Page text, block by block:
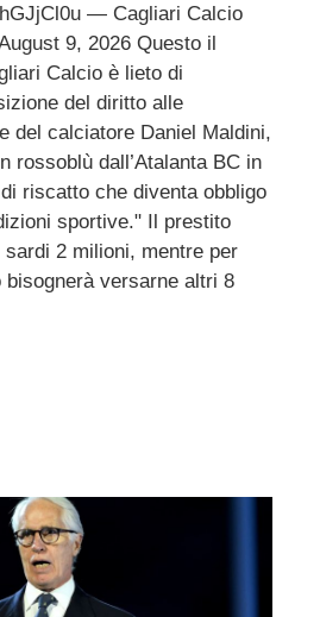
— Cagliari Calcio
9, 2026 Questo il
Calcio è lieto di
del diritto alle
del calciatore Daniel Maldini,
rossoblù dall’Atalanta BC in
riscatto che diventa obbligo
sportive." Il prestito
2 milioni, mentre per
versarne altri 8